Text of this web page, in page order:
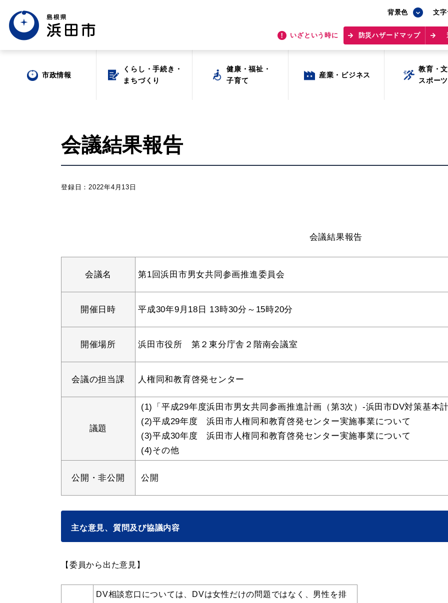
背景色 文
いざという時に 防災ハザードマップ
背景色 文
いざという時に 防災ハザードマップ
市政情報
くらし・手続き・
まちづくり
健康・福祉・
子育て
産業・ビジネス
教育・文
スポーツ
場面から探す
出会い・結婚 引っ越し・住まい 就職・退職
イベント情報
気象情報リンク集
ごみ分別早見表
窓口案内
市政情報
くらし・手続き・
まちづくり
健康・福祉・
子育て
産業・ビジネス
教育・文
スポーツ
会議結果報告
登録日：2022年4月13日
会議結果報告
会議名 第1回浜田市男女共同参画推進委員会
開催日時 平成30年9月18日 13時30分～15時20分
開催場所 浜田市役所 第２東分庁舎２階南会議室
会議の担当課 人権同和教育啓発センター
議題
(1)「平成29年度浜田市男女共同参画推進計画（第3次）-浜田市DV対策基
(2)平成29年度 浜田市人権同和教育啓発センター実施事業について
(3)平成30年度 浜田市人権同和教育啓発センター実施事業について
(4)その他
公開・非公開 公開
主な意見、質問及び協議内容
【委員から出た意見】
DV相談窓口については、DVは女性だけの問題ではなく、男性を排